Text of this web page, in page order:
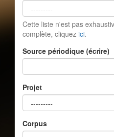
Cette liste n'est pas
complète, cliquez ici.
Source périodique (écrire)
Projet
Corpus